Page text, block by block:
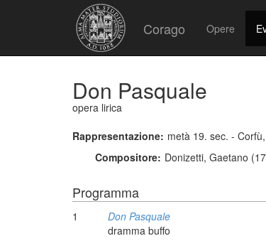
Corago Opere
Don Pasquale
opera lirica
Rappresentazione: metà 19. sec. -
Compositore: Donizetti, Gaetano
Programma
1
Don Pasquale
dramma buffo